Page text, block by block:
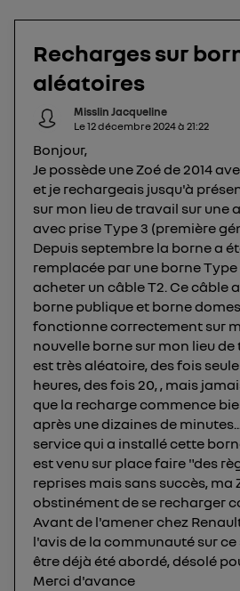
Recharges sur
aléatoires
Misslin Jacqueline
Le12 décembre 2024à 21:22
Bonjour,
Je possède une Zoé de 2014
et je rechargeais jusqu'à
sur mon lieu de travail sur une
avec prise Type 3 (première
Depuis septembre la borne a
remplacée par une borne Type
acheter un câble T2. Ce câble
borne publique et borne
fonctionne correctement sur
nouvelle borne sur mon lieu
est très aléatoire, des fois
heures, des fois 20, , mais
que la recharge commence
après une dizaines de
service qui a installé cette
est venu sur place faire "des
reprises mais sans succès, ma
obstinément de se recharger
Avant de l'amener chez
l'avis de la communauté sur ce
être déjà été abordé, désolé
Merci d'avance
téléphone).
L'identifiant est associé à
même connexion et ayant
Pour une
sur la navigation des membres du
Pour uneconnexion mobile , la
uniquement sur la navigation de
Vous pouvez à tout
consentement surle portail
") ou via la page « gérer Utiq »
Pour plus d'informations,
Politique d'information
personnelles